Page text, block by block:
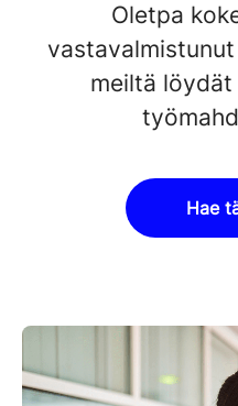
Oletpa
meiltä
Hae